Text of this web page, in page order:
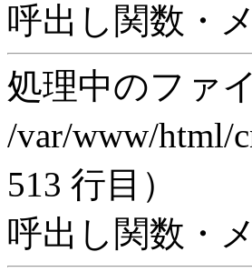
呼出し関数・
処理中のファ
/var/www/html/
513 行目）
呼出し関数・